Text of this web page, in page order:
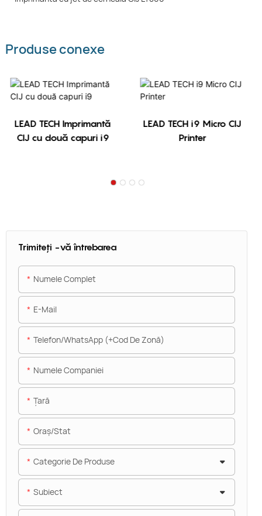
Produse conexe
LEAD TECH Imprimantă
CIJ cu două capuri i9
LEAD TECH i9 Micro CIJ
Printer
Trimiteți -vă întrebarea
Numele Complet
E-Mail
Telefon/WhatsApp (+Cod De Zonă)
Numele Companiei
Ţară
Oraș/stat
Categorie De Produse
Subiect